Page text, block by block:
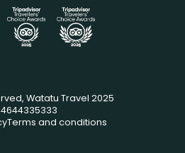
Watatu Travel 2025
Terms and conditions